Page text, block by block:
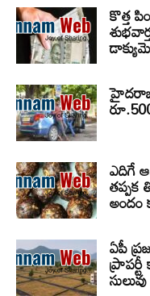
కొత్త
ఎదిగే
తప్పక
ఏపీ
సులువు